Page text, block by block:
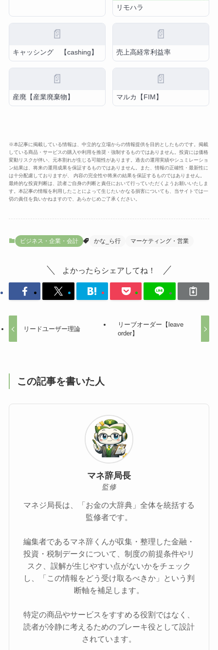
リモハラ
📄
キャッシング 【cashing】
📄
売上高経常利益率
📄
産廃【産業廃棄物】
📄
マルカ【FIM】
※本記事に掲載している情報は、中立的な立場からの情報提供を目的としたものです。掲載
している商品・サービスの購入や利用を推奨・強制するものではありません。投資には価格
変動リスクが伴い、元本割れが生じる可能性があります。過去の運用実績やシュミレーショ
ン結果は、将来の運用成果を保証するものではありません。また、情報の正確性・最新性に
は十分配慮しておりますが、 内容の完全性や将来の結果を保証するものではありません。
最終的な投資判断は、読者ご自身の判断と責任において行っていただくようお願いいたしま
す。本記事の情報を利用したことによって生じたいかなる損害についても、当サイトでは一
切の責任を負いかねますので、あらかじめご了承ください。
ビジネス・企業・会計 かな_ら行 マーケティング・営業
よかったらシェアしてね！
リードユーザー理論
リーブオーダー【leave
order】
この記事を書いた人
マネ辞局長
監修
マネジ局長は、「お金の大辞典」全体を統括する
監修者です。
編集者であるマネ辞くんが収集・整理した金融・
投資・税制データについて、制度の前提条件やリ
スク、誤解が生じやすい点がないかをチェック
し、「この情報をどう受け取るべきか」という判
断軸を補足します。
特定の商品やサービスをすすめる役割ではなく、
読者が冷静に考えるためのブレーキ役として設計
されています。